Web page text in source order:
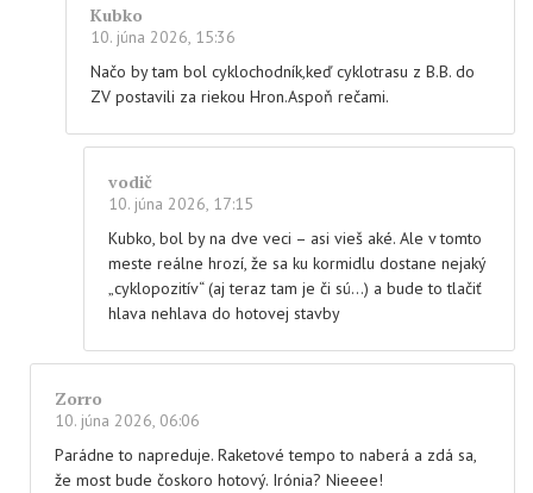
Kubko
10. júna 2026, 15:36
Načo by tam bol cyklochodník,keď cyklotrasu z B.B. do
ZV postavili za riekou Hron.Aspoň rečami.
vodič
10. júna 2026, 17:15
Kubko, bol by na dve veci – asi vieš aké. Ale v tomto
meste reálne hrozí, že sa ku kormidlu dostane nejaký
„cyklopozitív“ (aj teraz tam je či sú…) a bude to tlačiť
hlava nehlava do hotovej stavby
Zorro
10. júna 2026, 06:06
Parádne to napreduje. Raketové tempo to naberá a zdá sa,
že most bude čoskoro hotový. Irónia? Nieeee!